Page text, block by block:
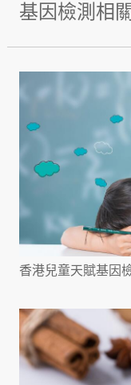
基因檢測相
香港兒童天賦基因